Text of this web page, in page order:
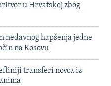
u Hrvatskoj zbog
nedavnog hapšenja jedne
na Kosovu
transferi novca iz